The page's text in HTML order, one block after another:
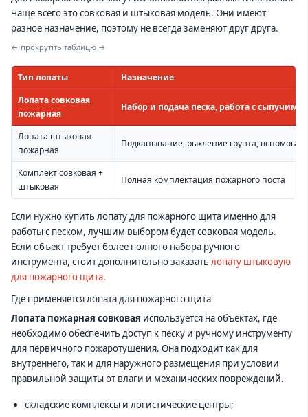
Чаще всего это совковая и штыковая модель. Они имеют
разное назначение, поэтому не всегда заменяют друг друга.
← прокрутіть таблицю →
Тип лопаты
Назначение
Лопата совковая
пожарная
Набор и подача песка, работа с
Лопата штыковая
пожарная
Подкапывание, рыхление грунта,
Комплект совковая +
штыковая
Полная комплектация пожарного поста
Если нужно купить лопату для пожарного щита именно для
работы с песком, лучшим выбором будет совковая модель.
Если объект требует более полного набора ручного
инструмента, стоит дополнительно заказатьлопату штыковую
для пожарного щита.
Где применяется лопата для пожарного щита
Лопата пожарная совковая используется на объектах, где
необходимо обеспечить доступ к песку и ручному инструменту
для первичного пожаротушения. Она подходит как для
внутреннего, так и для наружного размещения при условии
правильной защиты от влаги и механических повреждений.
складские комплексы и логистические центры;